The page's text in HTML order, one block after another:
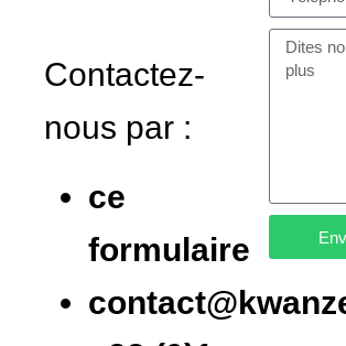
Contactez-
nous par :
ce
formulaire